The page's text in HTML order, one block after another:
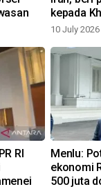
kepada
10 July
RI
Menlu:
ekonomi
500 juta